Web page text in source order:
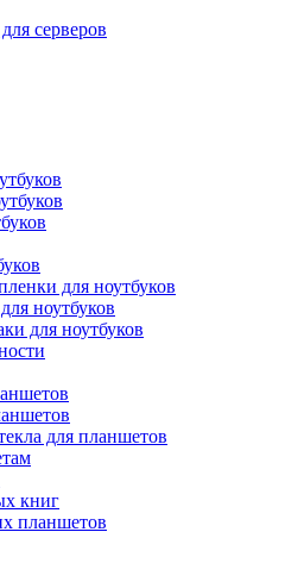
серверов
для ноутбуков
ноутбуков
для ноутбуков
для планшетов
книг
планшетов